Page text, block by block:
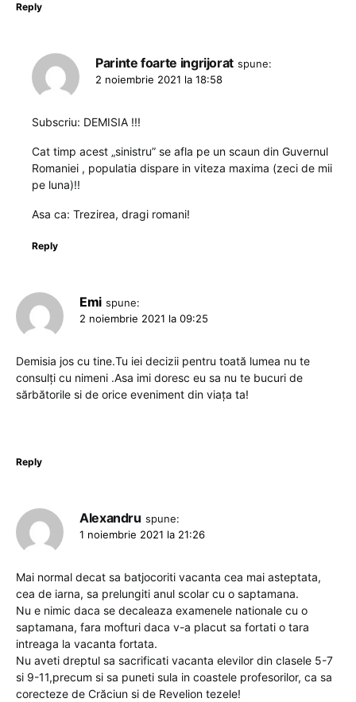
Reply
Parinte foarte ingrijorat spune:
2 noiembrie 2021 la 18:58
Subscriu: DEMISIA !!!
Cat timp acest „sinistru” se afla pe un scaun din Guvernul
Romaniei , populatia dispare in viteza maxima (zeci de mii
pe luna)!!
Asa ca: Trezirea, dragi romani!
Reply
Emi spune:
2 noiembrie 2021 la 09:25
Demisia jos cu tine.Tu iei decizii pentru toată lumea nu te
consulți cu nimeni .Asa imi doresc eu sa nu te bucuri de
sărbătorile si de orice eveniment din viața ta!
Reply
Alexandru spune:
1 noiembrie 2021 la 21:26
Mai normal decat sa batjocoriti vacanta cea mai asteptata,
cea de iarna, sa prelungiti anul scolar cu o saptamana.
Nu e nimic daca se decaleaza examenele nationale cu o
saptamana, fara mofturi daca v-a placut sa fortati o tara
intreaga la vacanta fortata.
Nu aveti dreptul sa sacrificati vacanta elevilor din clasele 5-7
si 9-11,precum si sa puneti sula in coastele profesorilor, ca sa
corecteze de Crăciun si de Revelion tezele!